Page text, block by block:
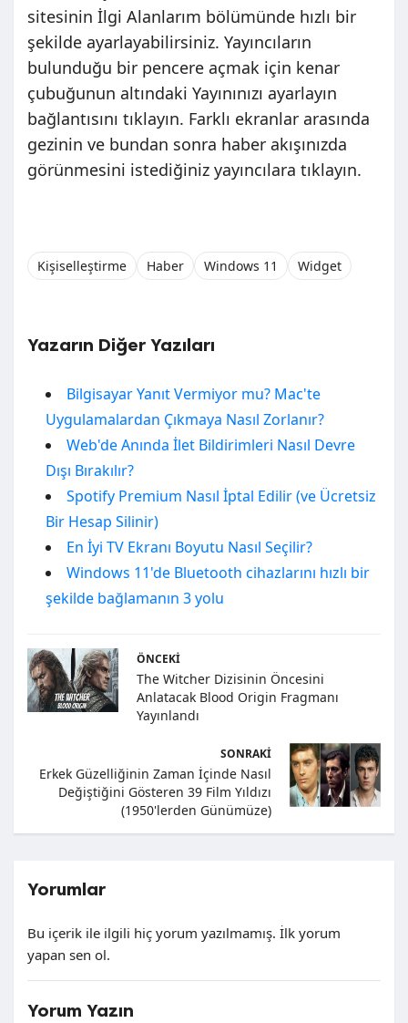
sitesinin İlgi Alanlarım bölümünde hızlı bir
şekilde ayarlayabilirsiniz. Yayıncıların
bulunduğu bir pencere açmak için kenar
çubuğunun altındaki Yayınınızı ayarlayın
bağlantısını tıklayın. Farklı ekranlar arasında
gezinin ve bundan sonra haber akışınızda
görünmesini istediğiniz yayıncılara tıklayın.
Kişiselleştirme Haber Windows 11 Widget
Yazarın Diğer Yazıları
Bilgisayar Yanıt Vermiyor mu? Mac'te
Uygulamalardan Çıkmaya Nasıl Zorlanır?
Web'de Anında İlet Bildirimleri Nasıl Devre
Dışı Bırakılır?
Spotify Premium Nasıl İptal Edilir (ve Ücretsiz
Bir Hesap Silinir)
En İyi TV Ekranı Boyutu Nasıl Seçilir?
Windows 11'de Bluetooth cihazlarını hızlı bir
şekilde bağlamanın 3 yolu
ÖNCEKI
The Witcher Dizisinin Öncesini
Anlatacak Blood Origin Fragmanı
Yayınlandı
SONRAKI
Erkek Güzelliğinin Zaman İçinde Nasıl
Değiştiğini Gösteren 39 Film Yıldızı
(1950'lerden Günümüze)
Yorumlar
Bu içerik ile ilgili hiç yorum yazılmamış. İlk yorum
yapan sen ol.
Yorum Yazın